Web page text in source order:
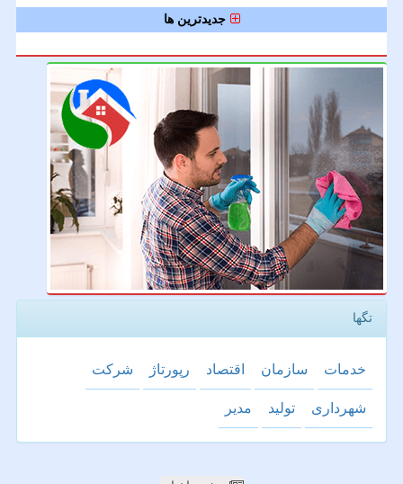
جدیدترین ها
تگها
خدمات سازمان اقتصاد رپورتاژ شركت
شهرداری تولید مدیر